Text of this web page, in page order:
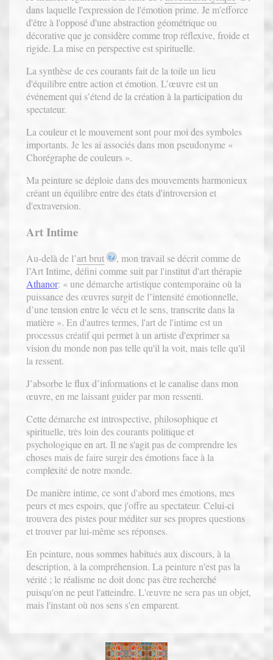
dans laquelle l'expression de l'émotion prime. Je m'efforce
d'être à l'opposé d'une abstraction géométrique ou
décorative que je considère comme trop réflexive, froide et
rigide. La mise en perspective est spirituelle.
La synthèse de ces courants fait de la toile un lieu
d'équilibre entre action et émotion. L’œuvre est un
événement qui s’étend de la création à la participation du
spectateur.
La couleur et le mouvement sont pour moi des symboles
importants. Je les ai associés dans mon pseudonyme «
Chorégraphe de couleurs ».
Ma peinture se déploie dans des mouvements harmonieux
créant un équilibre entre des états d'introversion et
d'extraversion.
Art Intime
Au-delà de l’art brut
, mon travail se décrit comme de
l’Art Intime, défini comme suit par l'institut d'art thérapie
Athanor: « une démarche artistique contemporaine où la
puissance des œuvres surgit de l’intensité émotionnelle,
d’une tension entre le vécu et le sens, transcrite dans la
matière ». En d'autres termes, l'art de l'intime est un
processus créatif qui permet à un artiste d'exprimer sa
vision du monde non pas telle qu'il la voit, mais telle qu'il
la ressent.
J’absorbe le flux d’informations et le canalise dans mon
œuvre, en me laissant guider par mon ressenti.
Cette démarche est introspective, philosophique et
spirituelle, très loin des courants politique et
psychologique en art. Il ne s'agit pas de comprendre les
choses mais de faire surgir des émotions face à la
complexité de notre monde.
De manière intime, ce sont d'abord mes émotions, mes
peurs et mes espoirs, que j'offre au spectateur. Celui-ci
trouvera des pistes pour méditer sur ses propres questions
et trouver par lui-même ses réponses.
En peinture, nous sommes habitués aux discours, à la
description, à la compréhension. La peinture n'est pas la
vérité ; le réalisme ne doit donc pas être recherché
puisqu'on ne peut l'atteindre. L'œuvre ne sera pas un objet,
mais l'instant où nos sens s'en emparent.